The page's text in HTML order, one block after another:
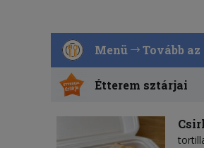
Menü Tovább
Étterem sztárjai